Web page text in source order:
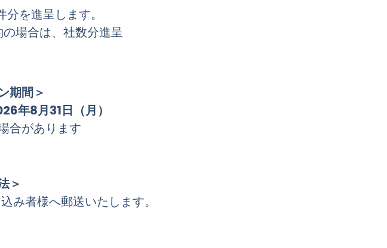
を進呈します。
場合は、社数分進呈
期間＞
年8月31日（月）
合があります
＞
み者様へ郵送いたします。